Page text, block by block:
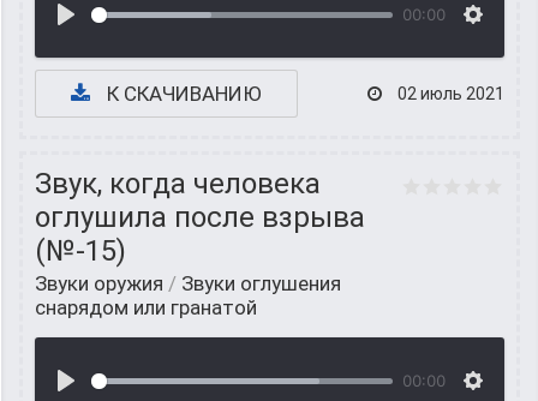
00:00
К СКАЧИВАНИЮ 02 июль 2021
Звук, когда человека
оглушила после взрыва
(№-15)
Звуки оружия / Звуки оглушения
снарядом или гранатой
00:00